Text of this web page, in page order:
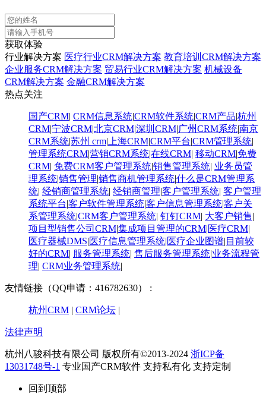
获取体验
行业解决方案 医疗行业CRM解决方案 教育培训CRM解决方案
企业服务CRM解决方案 贸易行业CRM解决方案 机械设备
CRM解决方案 金融CRM解决方案
热点关注
国产CRM| CRM信息系统|CRM软件系统|CRM产品|杭州
CRM|宁波CRM|北京CRM|深圳CRM|广州CRM系统|南京
CRM系统|苏州 crm| 上海CRM|CRM平台|CRM管理系统|
管理系统CRM|营销CRM系统|在线CRM| 移动CRM|免费
CRM| 免费CRM客户管理系统|销售管理系统| 业务员管
理系统|销售管理|销售商机管理系统|什么是CRM管理系
统| 经销商管理系统| 经销商管理|客户管理系统| 客户管理
系统平台|客户软件管理系统|客户信息管理系统|客户关
系管理系统|CRM客户管理系统| 钉钉CRM| 大客户销售|
项目型销售公司CRM|集成项目管理的CRM|医疗CRM|
医疗器械DMS|医疗信息管理系统|医疗企业图谱| ​目前较
好的CRM| 服务管理系统| 售后服务管理系统|业务流程管
理| CRM业务管理系统|
友情链接（QQ申请：416782630） :
杭州CRM | CRM论坛 |
法律声明
杭州八骏科技有限公司 版权所有©2013-2024 浙ICP备
13031748号-1 专业国产CRM软件 支持私有化 支持定制
回到顶部